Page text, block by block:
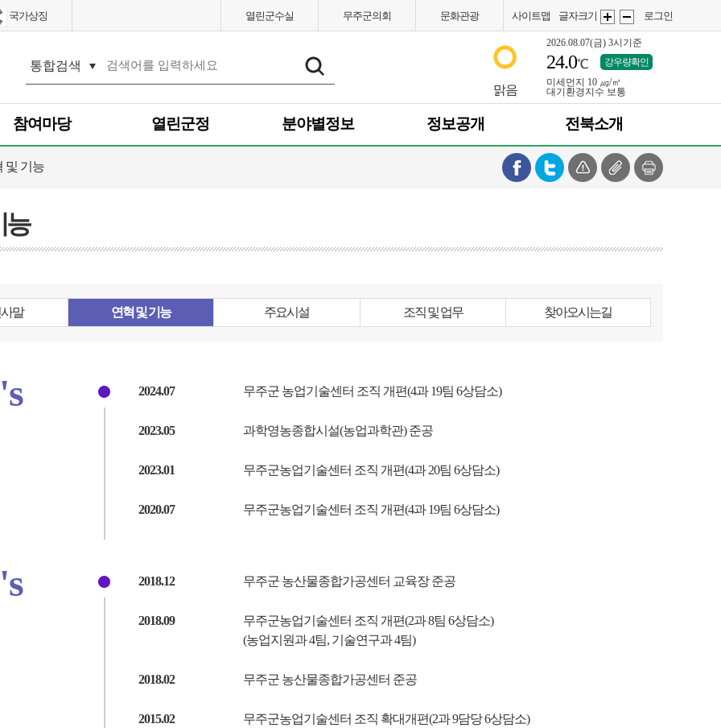
국가상징 열린군수실 무주군의회 문화관광 사이트맵 글자크기
화
면
화
면
로그인
합
색
맑음
2026.08.07(금) 3시기준
24.0℃
강우량확인
미세먼지 10 ㎍/㎥
대기환경지수 보통
참여마당 열린군정 분야별정보 정보공개 전북소개
및 기능
능
말 연혁 및 기능 주요시설 조직 및 업무 찾아오시는길
2024.07 무주군 농업기술센터 조직 개편(4과 19팀 6상담소)
2023.05 과학영농종합시설(농업과학관) 준공
2023.01 무주군농업기술센터 조직 개편(4과 20팀 6상담소)
2020.07 무주군농업기술센터 조직 개편(4과 19팀 6상담소)
2018.12 무주군 농산물종합가공센터 교육장 준공
2018.09
무주군농업기술센터 조직 개편(2과 8팀 6상담소)
(농업지원과 4팀, 기술연구과 4팀)
2018.02 무주군 농산물종합가공센터 준공
2015.02
무주군농업기술센터 조직 확대개편(2과 9담당 6상담소)